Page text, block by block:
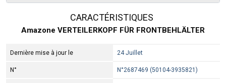
CARACTÉRISTIQUES
Amazone VERTEILERKOPF FÜR FRONTBEHLÄLTER
Dernière mise à jour le 24 Juillet
N° N°2687469 (50104-3935821)